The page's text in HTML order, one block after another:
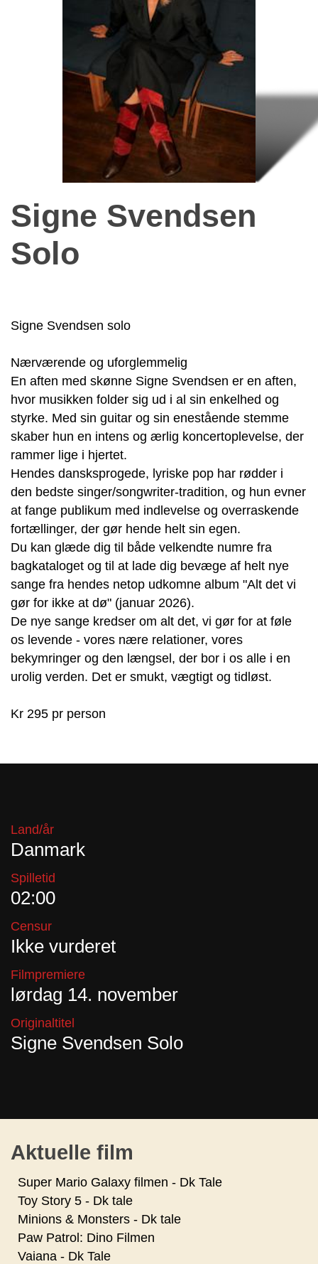
Signe Svendsen
Solo
Signe Svendsen solo
Nærværende og uforglemmelig
En aften med skønne Signe Svendsen er en aften,
hvor musikken folder sig ud i al sin enkelhed og
styrke. Med sin guitar og sin enestående stemme
skaber hun en intens og ærlig koncertoplevelse, der
rammer lige i hjertet.
Hendes dansksprogede, lyriske pop har rødder i
den bedste singer/songwriter-tradition, og hun evner
at fange publikum med indlevelse og overraskende
fortællinger, der gør hende helt sin egen.
Du kan glæde dig til både velkendte numre fra
bagkataloget og til at lade dig bevæge af helt nye
sange fra hendes netop udkomne album "Alt det vi
gør for ikke at dø" (januar 2026).
De nye sange kredser om alt det, vi gør for at føle
os levende - vores nære relationer, vores
bekymringer og den længsel, der bor i os alle i en
urolig verden. Det er smukt, vægtigt og tidløst.
Kr 295 pr person
Land/år
Danmark
Spilletid
02:00
Censur
Ikke vurderet
Filmpremiere
lørdag 14. november
Originaltitel
Signe Svendsen Solo
Aktuelle film
Super Mario Galaxy filmen - Dk Tale
Toy Story 5 - Dk tale
Minions & Monsters - Dk tale
Paw Patrol: Dino Filmen
Vaiana - Dk Tale